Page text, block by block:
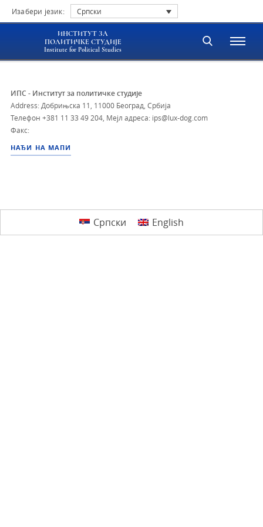
Изабери језик: Српски
ИНСТИТУТ ЗА
ПОЛИТИЧКЕ СТУДИЈЕ
Institute for Political Studies
ИПС - Институт за политичке студије
Address: Добрињска 11, 11000 Београд, Србија
Телефон +381 11 33 49 204 Мејл адреса: ips@lux-dog.com
Факс:
НАЂИ НА МАПИ
Српски English